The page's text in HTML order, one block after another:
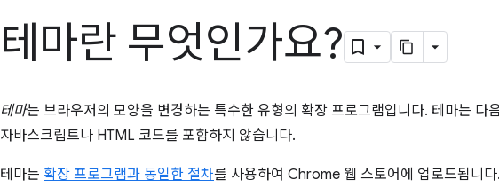
테마란 무엇인가요?
테마는 브라우저의 모양을 변경하는 특수한 유형의 확장 프로그램입니다. 테마는 다
자바스크립트나 HTML 코드를 포함하지 않습니다.
테마는 확장 프로그램과 동일한 절차를 사용하여 Chrome 웹 스토어에 업로드됩니